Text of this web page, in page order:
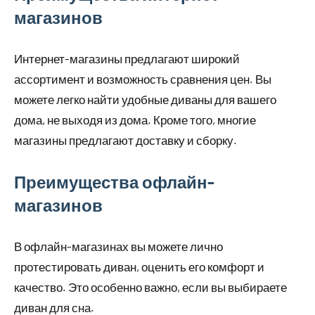
магазинов
Интернет-магазины предлагают широкий
ассортимент и возможность сравнения цен. Вы
можете легко найти удобные диваны для вашего
дома, не выходя из дома. Кроме того, многие
магазины предлагают доставку и сборку.
Преимущества офлайн-
магазинов
В офлайн-магазинах вы можете лично
протестировать диван, оценить его комфорт и
качество. Это особенно важно, если вы выбираете
диван для сна.